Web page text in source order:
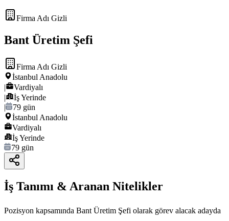
Firma Adı Gizli
Bant Üretim Şefi
Firma Adı Gizli
İstanbul Anadolu
|
Vardiyalı
|
İş Yerinde
|
79 gün
İstanbul Anadolu
Vardiyalı
İş Yerinde
79 gün
İş Tanımı & Aranan Nitelikler
Pozisyon kapsamında Bant Üretim Şefi olarak görev alacak adayda